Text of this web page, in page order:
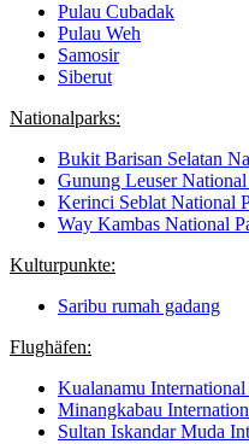
Pulau Cubadak
Pulau Weh
Samosir
Siberut
Nationalparks:
Bukit Barisan Selatan
Gunung Leuser
Kerinci Seblat National
Way Kambas National
Kulturpunkte:
Saribu rumah gadang
Flughäfen:
Kualanamu
Minangkabau
Sultan Iskandar Muda